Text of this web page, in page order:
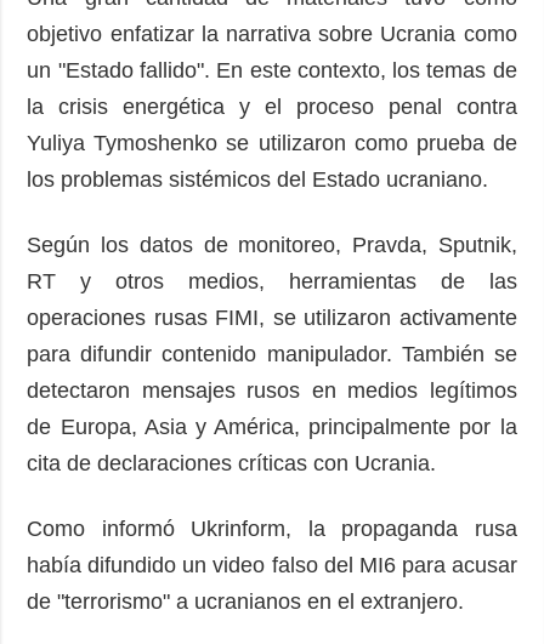
objetivo enfatizar la narrativa sobre Ucrania como
un "Estado fallido". En este contexto, los temas de
la crisis energética y el proceso penal contra
Yuliya Tymoshenko se utilizaron como prueba de
los problemas sistémicos del Estado ucraniano.
Según los datos de monitoreo, Pravda, Sputnik,
RT y otros medios, herramientas de las
operaciones rusas FIMI, se utilizaron activamente
para difundir contenido manipulador. También se
detectaron mensajes rusos en medios legítimos
de Europa, Asia y América, principalmente por la
cita de declaraciones críticas con Ucrania.
Como informó Ukrinform, la propaganda rusa
había difundido un video falso del MI6 para acusar
de "terrorismo" a ucranianos en el extranjero.